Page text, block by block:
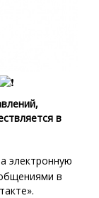
в
электронную
в